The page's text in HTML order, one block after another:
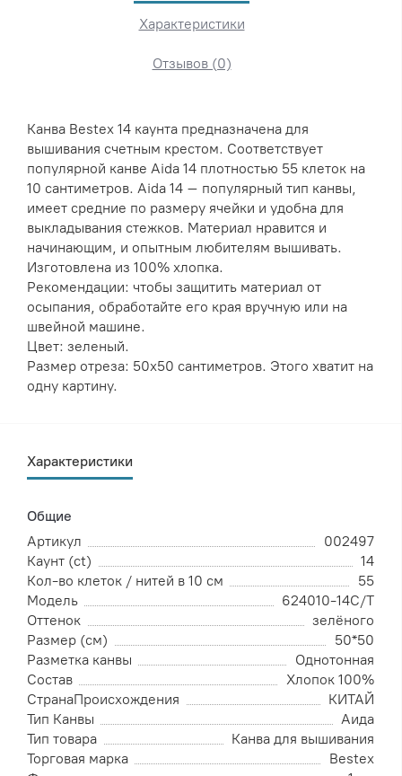
Характеристики
Отзывов (0)
Канва Bestex 14 каунта предназначена для
вышивания счетным крестом. Соответствует
популярной канве Aida 14 плотностью 55 клеток на
10 сантиметров. Aida 14 – популярный тип канвы,
имеет средние по размеру ячейки и удобна для
выкладывания стежков. Материал нравится и
начинающим, и опытным любителям вышивать.
Изготовлена из 100% хлопка.
Рекомендации: чтобы защитить материал от
осыпания, обработайте его края вручную или на
швейной машине.
Цвет: зеленый.
Размер отреза: 50х50 сантиметров. Этого хватит на
одну картину.
Характеристики
Общие
Артикул
002497
Каунт (ct)
14
Кол-во клеток / нитей в 10 см
55
Модель
624010-14C/T
Оттенок
зелёного
Размер (см)
50*50
Разметка канвы
Однотонная
Состав
Хлопок 100%
СтранаПроисхождения
КИТАЙ
Тип Канвы
Аида
Тип товара
Канва для вышивания
Торговая марка
Bestex